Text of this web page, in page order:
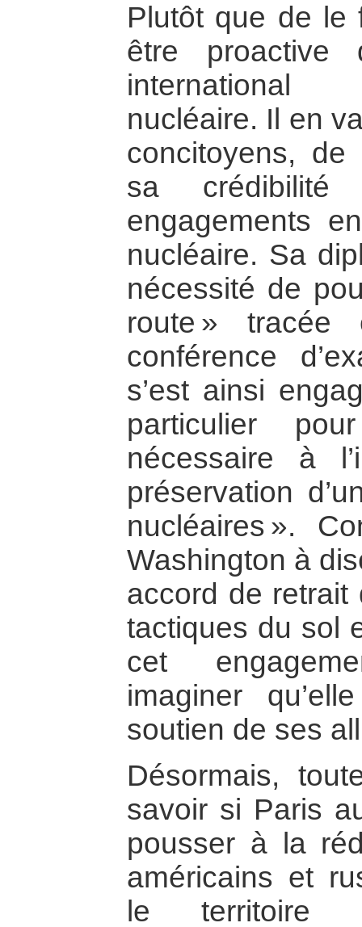
Plutôt que de le
être proactive
international
nucléaire. Il en
concitoyens, de
sa
engagements
nucléaire. Sa
nécessité de
route »
conférence
s’est ainsi
particulier
nécessaire à
préservation
nucléaires ».
Washington à
accord de retrait
tactiques du sol
cet
imaginer
soutien de ses
Désormais,
savoir si Paris
pousser à la
américains et
le territoire